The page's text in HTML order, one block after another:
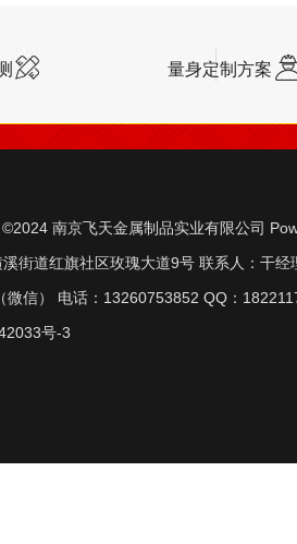
量身定制方案
南京飞天金属制品实业有限公司
街道红旗社区玫瑰大道9号 联系人：干经
微信） 电话：13260753852 QQ：
号-3